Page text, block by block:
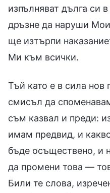
изпълняват дълга си
дръзне да наруши
ще изтърпи
Ми към всички.
Тъй като е в сила нов
смисъл да
съм казвал и преди:
имам предвид, и
бъде осъществено, и
да промени това —
Били те слова,